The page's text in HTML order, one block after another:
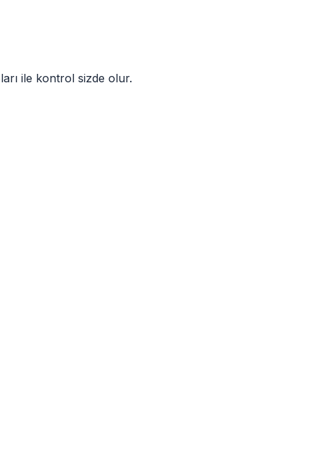
ile kontrol sizde olur.